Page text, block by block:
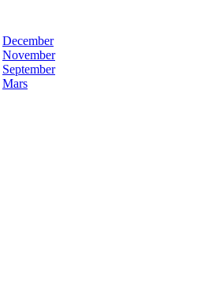
December
November
September
Mars